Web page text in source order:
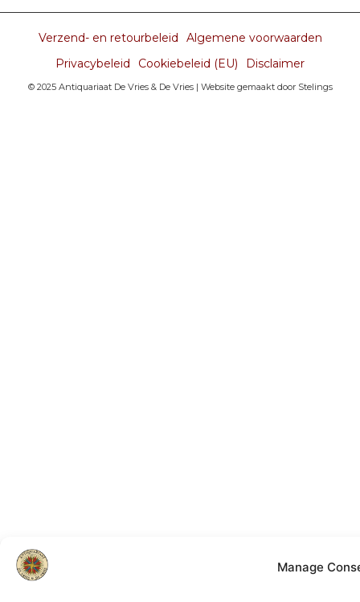
Manage
Verzend- en retourbeleid
Algemene voorwaarden
Privacybeleid
Cookiebeleid (EU) Disclaimer
© 2025 Antiquariaat De Vries & De Vries | Website gemaakt door Stelings